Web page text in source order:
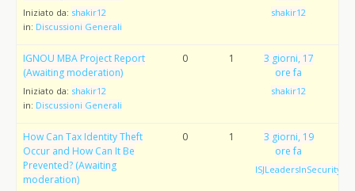
Iniziato da: shakir12
in: Discussioni Generali
shakir12
IGNOU MBA Project Report
(Awaiting moderation)
Iniziato da: shakir12
in: Discussioni Generali
0 1
3 giorni, 17
ore fa
shakir12
How Can Tax Identity Theft
Occur and How Can It Be
Prevented? (Awaiting
moderation)
0 1
3 giorni, 19
ore fa